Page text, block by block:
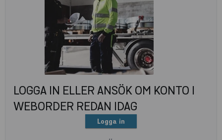
LOGGA IN ELLER ANSÖK OM KONTO I
WEBORDER REDAN IDAG
Logga in